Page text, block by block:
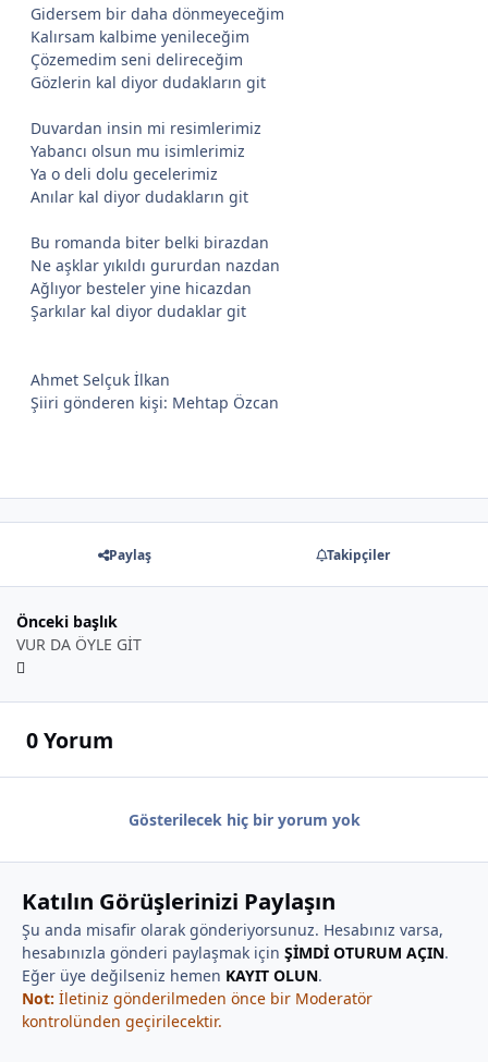
Gidersem bir daha dönmeyeceğim
Kalırsam kalbime yenileceğim
Çözemedim seni delireceğim
Gözlerin kal diyor dudakların git
Duvardan insin mi resimlerimiz
Yabancı olsun mu isimlerimiz
Ya o deli dolu gecelerimiz
Anılar kal diyor dudakların git
Bu romanda biter belki birazdan
Ne aşklar yıkıldı gururdan nazdan
Ağlıyor besteler yine hicazdan
Şarkılar kal diyor dudaklar git
Ahmet Selçuk İlkan
Şiiri gönderen kişi: Mehtap Özcan
Paylaş Takipçiler
Önceki başlık
VUR DA ÖYLE GİT
0 Yorum
Gösterilecek hiç bir yorum yok
Katılın Görüşlerinizi Paylaşın
Şu anda misafir olarak gönderiyorsunuz. Hesabınız varsa,
hesabınızla gönderi paylaşmak için ŞİMDİ OTURUM AÇIN.
Eğer üye değilseniz hemen KAYIT OLUN.
Not: İletiniz gönderilmeden önce bir Moderatör
kontrolünden geçirilecektir.